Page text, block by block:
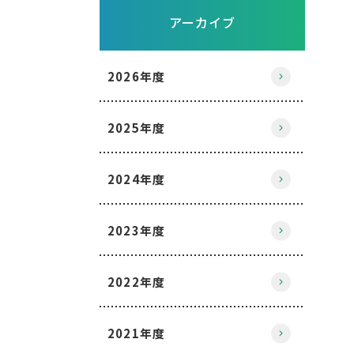
アーカイブ
2026年度
2025年度
2024年度
2023年度
2022年度
2021年度